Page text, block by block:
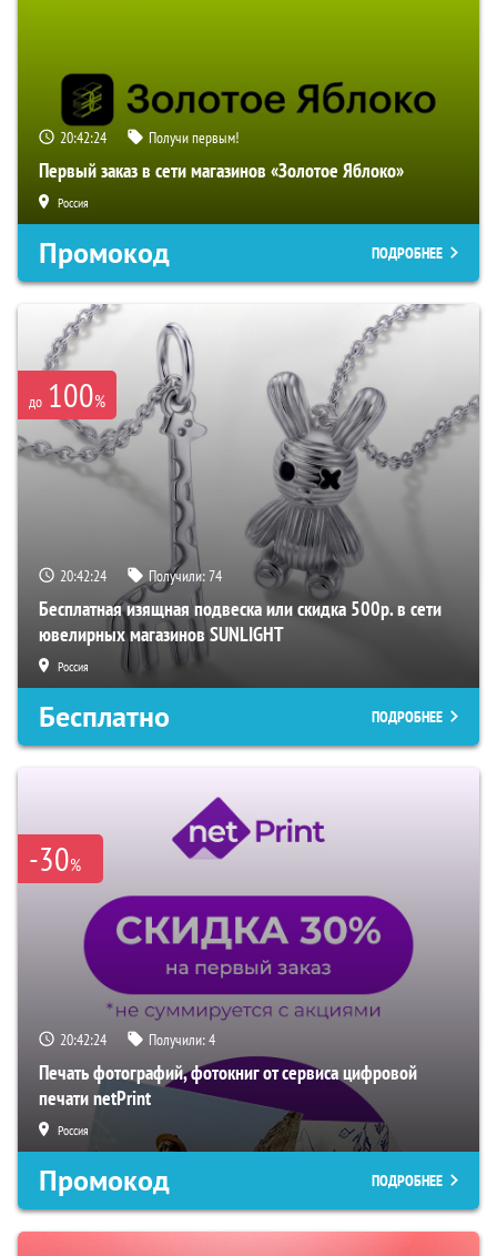
20:42:23 Получи первым!
Первый заказ в сети магазинов «Золотое Яблоко»
Россия
Промокод ПОДРОБНЕЕ
до 100%
20:42:23 Получили:74
Бесплатная изящная подвеска или скидка 500р. в сети
ювелирных магазинов SUNLIGHT
Россия
Бесплатно ПОДРОБНЕЕ
-30%
20:42:23 Получили:4
Печать фотографий, фотокниг от сервиса цифровой
печати netPrint
Россия
Промокод ПОДРОБНЕЕ